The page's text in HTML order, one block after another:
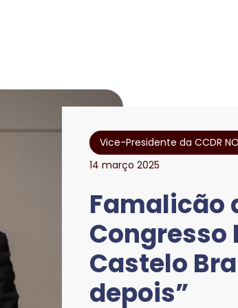
e
Vice-Presidente da CCDR
14 março 2025
Famalicão
Castelo
depois”